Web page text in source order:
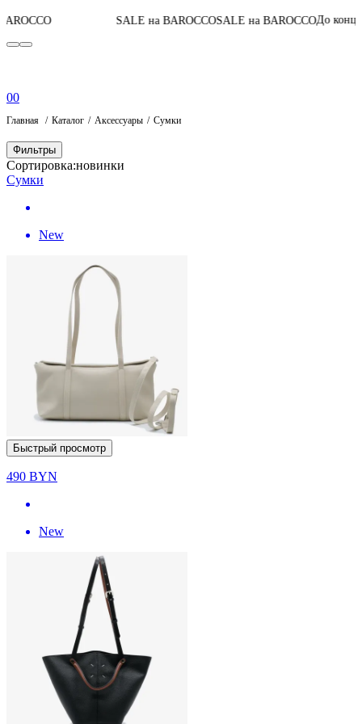
SALE на BAROCCOSALE на BAROCCOДо конца акции06:18:
00
Главная Каталог Аксессуары Сумки
Фильтры
Сортировка:новинки
Сумки
New
Быстрый просмотр
490 BYN
New